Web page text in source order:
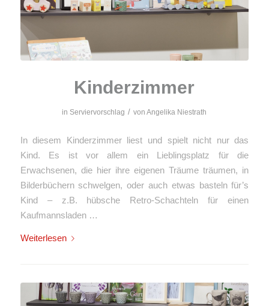
Kinderzimmer
in Serviervorschlag / vonAngelika Niestrath
In diesem Kinderzimmer liest und spielt nicht nur das
Kind. Es ist vor allem ein Lieblingsplatz für die
Erwachsenen, die hier ihre eigenen Träume träumen, in
Bilderbüchern schwelgen, oder auch etwas basteln für’s
Kind – z.B. hübsche Retro-Schachteln für einen
Kaufmannsladen …
Weiterlesen